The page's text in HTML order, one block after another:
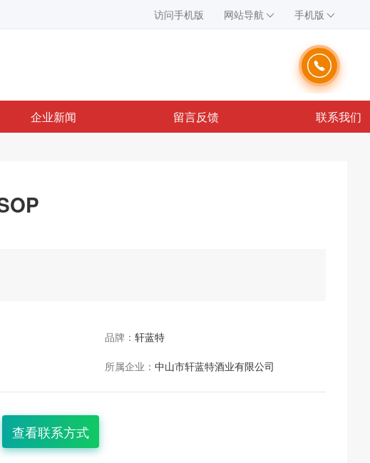
访问手机版 网站导航 手机版
企业新闻 留言反馈 联系我们
品牌： 轩蓝特
所属企业： 中山市轩蓝特酒业有限公司
查看联系方式